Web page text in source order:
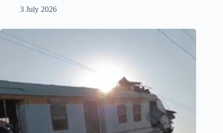
3 July 2026